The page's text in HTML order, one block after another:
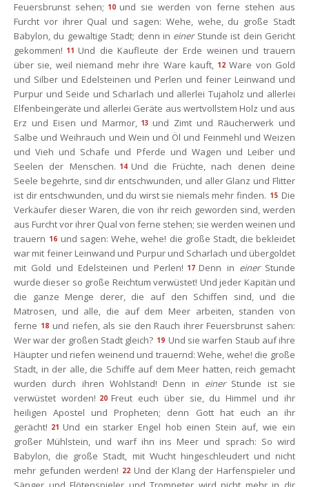
Feuersbrunst sehen; 10 und sie werden von ferne stehen aus
Furcht vor ihrer Qual und sagen: Wehe, wehe, du große Stadt
Babylon, du gewaltige Stadt; denn in einer Stunde ist dein Gericht
gekommen! 11 Und die Kaufleute der Erde weinen und trauern
über sie, weil niemand mehr ihre Ware kauft, 12 Ware von Gold
und Silber und Edelsteinen und Perlen und feiner Leinwand und
Purpur und Seide und Scharlach und allerlei Tujaholz und allerlei
Elfenbeingeräte und allerlei Geräte aus wertvollstem Holz und aus
Erz und Eisen und Marmor, 13 und Zimt und Räucherwerk und
Salbe und Weihrauch und Wein und Öl und Feinmehl und Weizen
und Vieh und Schafe und Pferde und Wagen und Leiber und
Seelen der Menschen. 14 Und die Früchte, nach denen deine
Seele begehrte, sind dir entschwunden, und aller Glanz und Flitter
ist dir entschwunden, und du wirst sie niemals mehr finden. 15 Die
Verkäufer dieser Waren, die von ihr reich geworden sind, werden
aus Furcht vor ihrer Qual von ferne stehen; sie werden weinen und
trauern 16 und sagen: Wehe, wehe! die große Stadt, die bekleidet
war mit feiner Leinwand und Purpur und Scharlach und übergoldet
mit Gold und Edelsteinen und Perlen! 17 Denn in einer Stunde
wurde dieser so große Reichtum verwüstet! Und jeder Kapitän und
die ganze Menge derer, die auf den Schiffen sind, und die
Matrosen, und alle, die auf dem Meer arbeiten, standen von
ferne 18 und riefen, als sie den Rauch ihrer Feuersbrunst sahen:
Wer war der großen Stadt gleich? 19 Und sie warfen Staub auf ihre
Häupter und riefen weinend und trauernd: Wehe, wehe! die große
Stadt, in der alle, die Schiffe auf dem Meer hatten, reich gemacht
wurden durch ihren Wohlstand! Denn in einer Stunde ist sie
verwüstet worden! 20 Freut euch über sie, du Himmel und ihr
heiligen Apostel und Propheten; denn Gott hat euch an ihr
gerächt! 21 Und ein starker Engel hob einen Stein auf, wie ein
großer Mühlstein, und warf ihn ins Meer und sprach: So wird
Babylon, die große Stadt, mit Wucht hingeschleudert und nicht
mehr gefunden werden! 22 Und der Klang der Harfenspieler und